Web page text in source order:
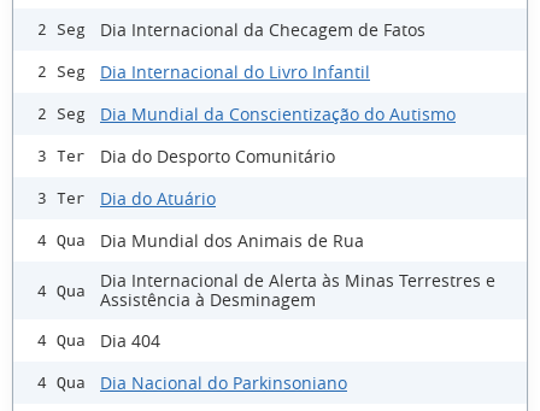
2 Seg Dia Internacional da Checagem de Fatos
2 Seg Dia Internacional do Livro Infantil
2 Seg Dia Mundial da Conscientização do Autismo
3 Ter Dia do Desporto Comunitário
3 Ter Dia do Atuário
4 Qua Dia Mundial dos Animais de Rua
4 Qua
Dia Internacional de Alerta às Minas Terrestres e
Assistência à Desminagem
4 Qua Dia 404
4 Qua Dia Nacional do Parkinsoniano